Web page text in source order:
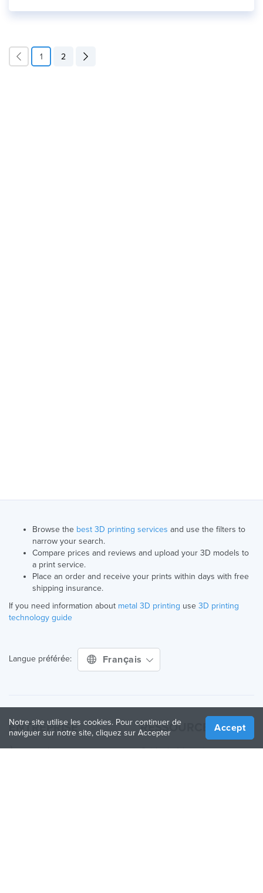
1 2
Browse the best 3D printing services and use the filters to
narrow your search.
Compare prices and reviews and upload your 3D models to
a print service.
Place an order and receive your prints within days with free
shipping insurance.
If you need information about metal 3D printing use 3D printing
technology guide
Langue préférée: Français
ENTREPRISE
À propos de nous
RESSOURCES
Guide de fabrication
Notre site utilise les cookies. Pour continuer de
naviguer sur notre site, cliquez sur Accepter
Accept